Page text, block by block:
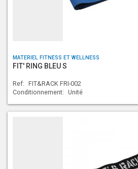
MATERIEL FITNESS ET WELLNESS
FIT' RING BLEU S
Ref: FIT&RACK FRI-002
Conditionnement: Unité